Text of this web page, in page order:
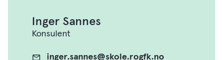
Inger Sannes
Konsulent
inger.sannes@skole.rogfk.no